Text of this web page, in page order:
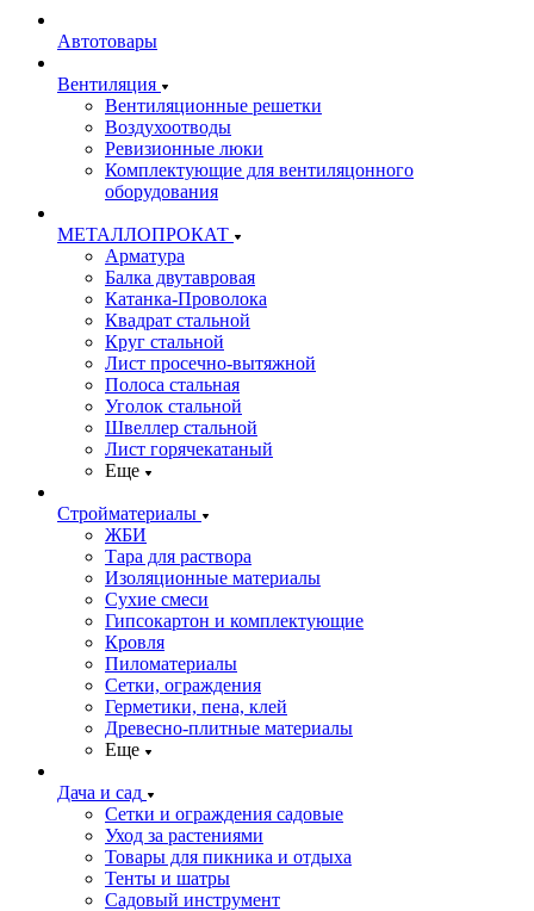
Автотовары
Вентиляция
Вентиляционные решетки
Воздухоотводы
Ревизионные люки
Комплектующие для вентиляцонного
оборудования
МЕТАЛЛОПРОКАТ
Арматура
Балка двутавровая
Катанка-Проволока
Квадрат стальной
Круг стальной
Лист просечно-вытяжной
Полоса стальная
Уголок стальной
Швеллер стальной
Лист горячекатаный
Еще
Стройматериалы
ЖБИ
Тара для раствора
Изоляционные материалы
Сухие смеси
Гипсокартон и комплектующие
Кровля
Пиломатериалы
Сетки, ограждения
Герметики, пена, клей
Древесно-плитные материалы
Еще
Дача и сад
Сетки и ограждения садовые
Уход за растениями
Товары для пикника и отдыха
Тенты и шатры
Садовый инструмент